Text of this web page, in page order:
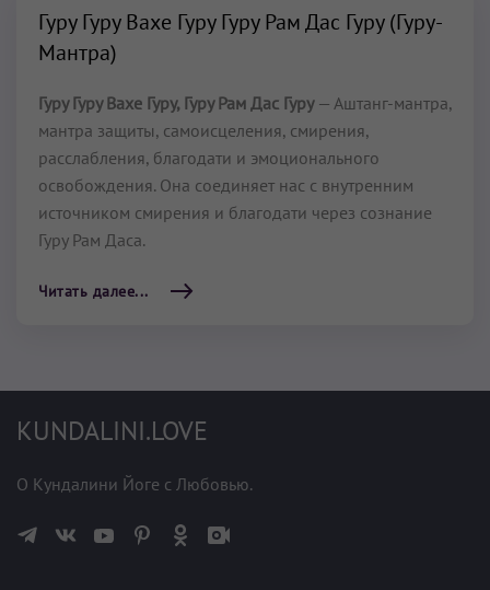
Гуру Гуру Вахе Гуру Гуру Рам Дас Гуру (Гуру-
Мантра)
Гуру Гуру Вахе Гуру, Гуру Рам Дас Гуру— Аштанг-мантра,
мантра защиты, самоисцеления, смирения,
расслабления, благодати и эмоционального
освобождения. Она соединяет нас с внутренним
источником смирения и благодати через сознание
Гуру Рам Даса.
Читать далее...
KUNDALINI.LOVE
О Кундалини Йоге с Любовью.